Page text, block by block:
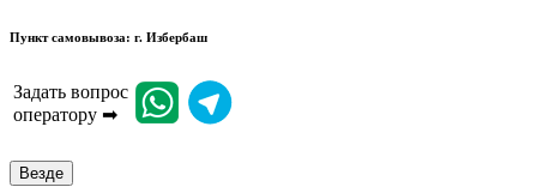
Пункт самовывоза: г. Избербаш
Задать вопрос
оператору ➡
Везде